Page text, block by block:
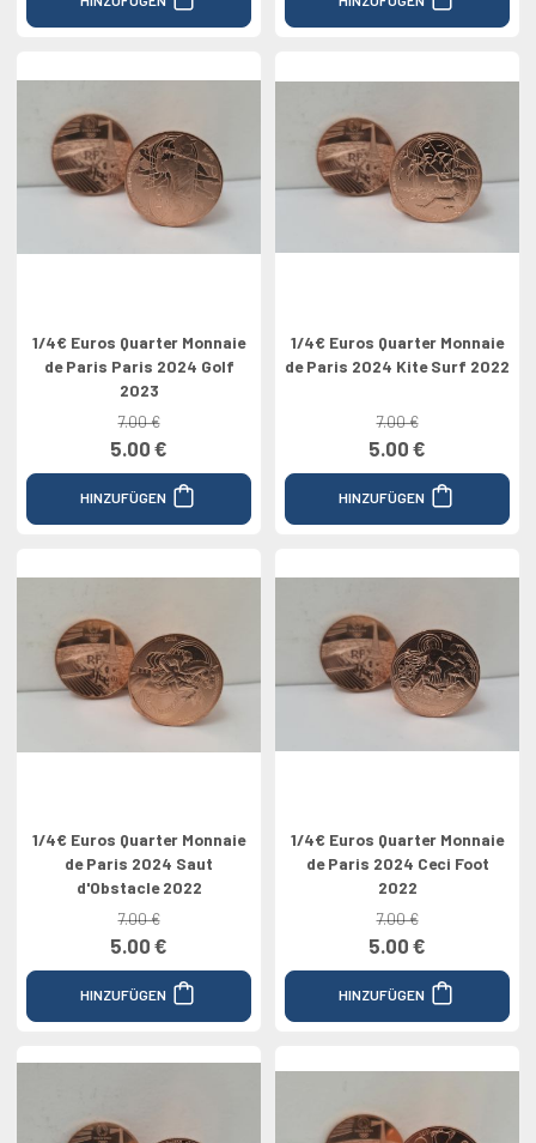
1/4€ Euros Quarter Monnaie
de Paris Paris 2024 Golf
2023
7.00 €
5.00 €
HINZUFÜGEN
1/4€ Euros Quarter Monnaie
de Paris 2024 Kite Surf 2022
7.00 €
5.00 €
HINZUFÜGEN
1/4€ Euros Quarter Monnaie
de Paris 2024 Saut
d'Obstacle 2022
7.00 €
5.00 €
HINZUFÜGEN
1/4€ Euros Quarter Monnaie
de Paris 2024 Ceci Foot
2022
7.00 €
5.00 €
HINZUFÜGEN